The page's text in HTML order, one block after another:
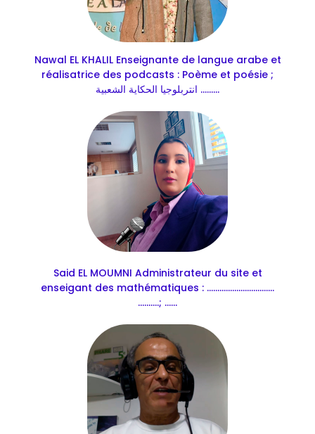
Nawal EL KHALIL Enseignante de langue arabe et
réalisatrice des podcasts : Poème et poésie ;
انتربلوجيا الحكاية الشعبية .........
Said EL MOUMNI Administrateur du site et
enseigant des mathématiques : ................................
..........; ......